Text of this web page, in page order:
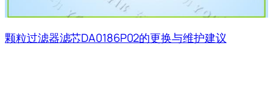
颗粒过滤器滤芯DA0186P02的更换与维护建议